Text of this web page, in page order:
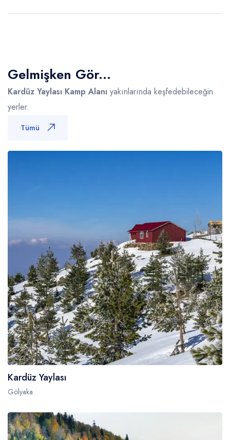
Gelmişken Gör...
Kardüz Yaylası Kamp Alanı yakınlarında keşfedebileceğin
yerler.
Tümü
Kardüz Yaylası
Gölyaka